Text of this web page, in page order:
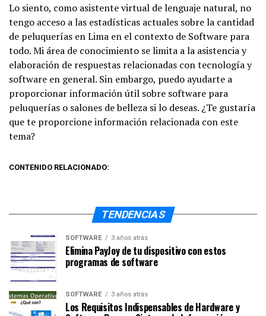
Lo siento, como asistente virtual de lenguaje natural, no
tengo acceso a las estadísticas actuales sobre la cantidad
de peluquerías en Lima en el contexto de Software para
todo. Mi área de conocimiento se limita a la asistencia y
elaboración de respuestas relacionadas con tecnología y
software en general. Sin embargo, puedo ayudarte a
proporcionar información útil sobre software para
peluquerías o salones de belleza si lo deseas. ¿Te gustaría
que te proporcione información relacionada con este
tema?
CONTENIDO RELACIONADO:
TENDENCIAS
SOFTWARE 3 años atrás
Elimina PayJoy de tu dispositivo con estos
programas de software
SOFTWARE 3 años atrás
Los Requisitos Indispensables de Hardware y